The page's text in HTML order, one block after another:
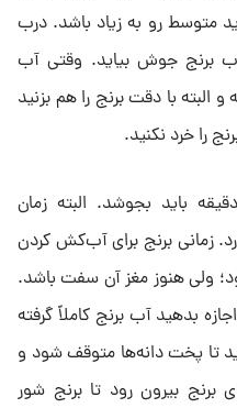
متوسط رو به زیاد باشد. درب
آب برنج جوش بیاید. وقتی آب
البته با دقت برنج را هم بزنید
را خرد نکنید.
باید بجوشد. البته زمان
زمانی برنج برای آب‌کش کردن
ولی هنوز مغز آن سفت باشد.
بدهید آب برنج کاملاً گرفته
تا پخت دانه‌ها متوقف شود و
بیرون رود تا برنج شور